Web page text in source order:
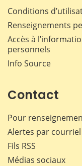
Conditions
Renseignements
Accès à
personnels
Info Source
Contact
Pour
Alertes par courriel
Fils RSS
Médias sociaux